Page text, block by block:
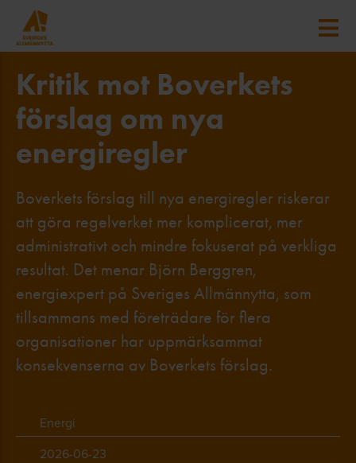
Kritik mot Boverkets
förslag om nya
energiregler
Boverkets förslag till nya energiregler riskerar
att göra regelverket mer komplicerat, mer
administrativt och mindre fokuserat på verkliga
resultat. Det menar Björn Berggren,
energiexpert på Sveriges Allmännytta, som
tillsammans med företrädare för flera
organisationer har uppmärksammat
konsekvenserna av Boverkets förslag.
Energi
2026-06-23